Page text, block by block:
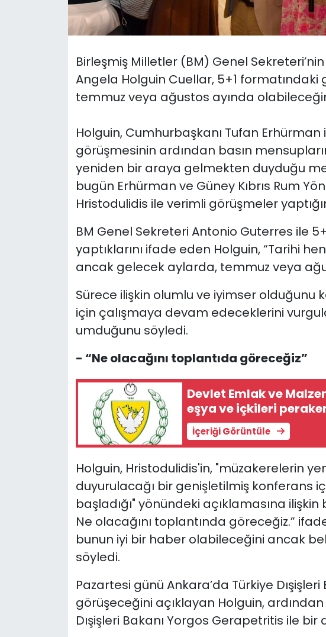
Birleşmiş Milletler (BM) Genel Sekreteri’nin
Angela Holguin Cuellar, 5+1 formatındaki
temmuz veya ağustos ayında
Holguin, Cumhurbaşkanı Tufan
görüşmesinin ardından basın
yeniden bir araya gelmekten duyduğu
bugün Erhürman ve Güney Kıbrıs Rum
Hristodulidis ile verimli görüşmeler
BM Genel Sekreteri Antonio Guterres ile
yaptıklarını ifade eden Holguin, “Tarihi
ancak gelecek aylarda, temmuz veya
Sürece ilişkin olumlu ve iyimser olduğunu
için çalışmaya devam edeceklerini
umduğunu söyledi.
- “Ne olacağını toplantıda göreceğiz”
Devlet Emlak ve
eşya ve içkileri
İçeriği Görüntüle
Holguin, Hristodulidis'in, "müzakerelerin
duyurulacağı bir genişletilmiş konferans
başladığı" yönündeki açıklamasına ilişkin
Ne olacağını toplantında göreceğiz.”
bunun iyi bir haber olabileceğini ancak
söyledi.
Pazartesi günü Ankara’da Türkiye
görüşeceğini açıklayan Holguin,
Dışişleri Bakanı Yorgos Gerapetritis ile
Politika
Video Galeri
Yazarlar